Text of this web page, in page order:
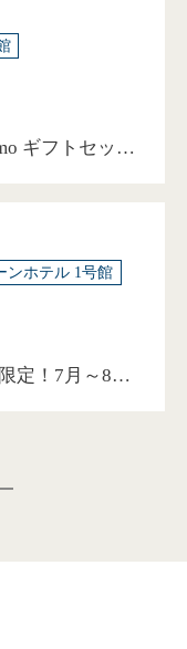
ギフトセット
ンホテル 1号館
定！7月～8月